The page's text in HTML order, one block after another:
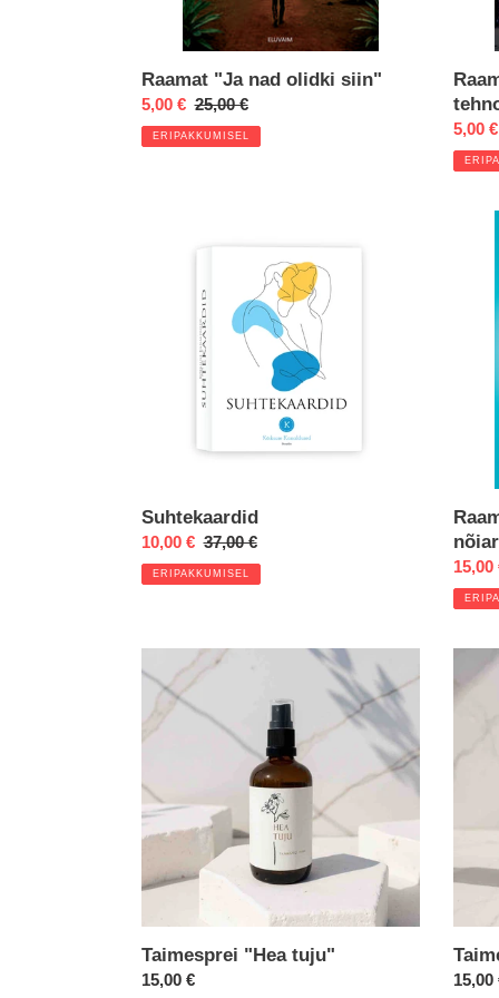
Raamat "Ja nad olidki siin"
Eripakkumine
5,00 € Regular
price
25,00 €
ERIPAKKUMISEL 5,00 €
Suhtekaardid
Eripakkumine
10,00 € Regular
price
37,00 €
ERIPAKKUMISEL 15,00
Taimesprei
"Hea
tuju"
Taimesprei "Hea tuju"
Regular
15,00 € 15,00